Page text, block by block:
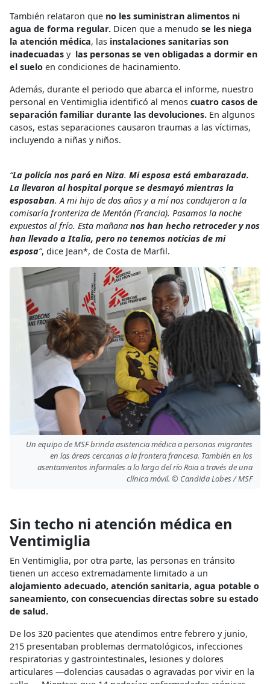
También relataron que no les suministran alimentos ni
agua de forma regular. Dicen que a menudo se les niega
la atención médica, las instalaciones sanitarias son
inadecuadas y las personas se ven obligadas a dormir en
el suelo en condiciones de hacinamiento.
Además, durante el periodo que abarca el informe, nuestro
personal en Ventimiglia identificó al menos cuatro casos de
separación familiar durante las devoluciones. En algunos
casos, estas separaciones causaron traumas a las víctimas,
incluyendo a niñas y niños.
“La policía nos paró en Niza. Mi esposa está embarazada.
La llevaron al hospital porque se desmayó mientras la
esposaban. A mi hijo de dos años y a mí nos condujeron a la
comisaría fronteriza de Mentón (Francia). Pasamos la noche
expuestos al frío. Esta mañana nos han hecho retroceder y nos
han llevado a Italia, pero no tenemos noticias de mi
esposa“, dice Jean*, de Costa de Marfil.
Un equipo de MSF brinda asistencia médica a personas migrantes
en las áreas cercanas a la frontera francesa. También en los
asentamientos informales a lo largo del río Roia a través de una
clínica móvil. © Candida Lobes / MSF
Sin techo ni atención médica en
Ventimiglia
En Ventimiglia, por otra parte, las personas en tránsito
tienen un acceso extremadamente limitado a un
alojamiento adecuado, atención sanitaria, agua potable o
saneamiento, con consecuencias directas sobre su estado
de salud.
De los 320 pacientes que atendimos entre febrero y junio,
215 presentaban problemas dermatológicos, infecciones
respiratorias y gastrointestinales, lesiones y dolores
articulares —dolencias causadas o agravadas por vivir en la